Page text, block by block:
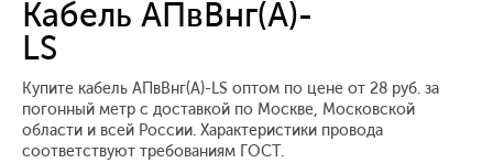
Кабель АПвВнг(A)-
LS
Купите кабель АПвВнг(A)-LS оптом по цене от 28 руб. за
погонный метр с доставкой по Москве, Московской
области и всей России. Характеристики провода
соответствуют требованиям ГОСТ.